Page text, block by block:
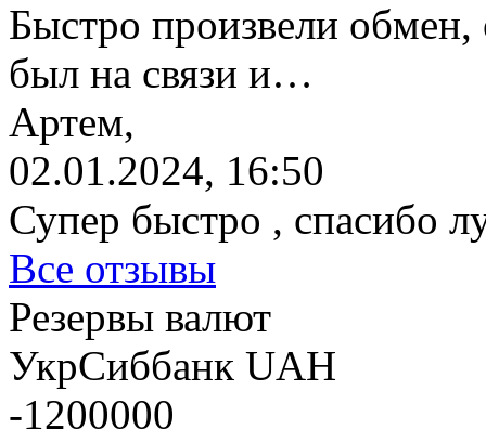
Быстро произвели обмен,
был на связи и…
Артем,
02.01.2024, 16:50
Супер быстро , спасибо
Все отзывы
Резервы валют
УкрСиббанк UAH
-1200000